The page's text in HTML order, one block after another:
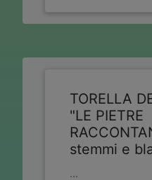
TORELLA
"LE PIETRE
stemmi e
...